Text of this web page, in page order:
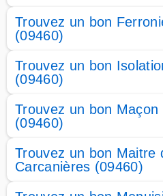
Trouvez un bon
(09460)
Trouvez un bon
(09460)
Trouvez un bon
(09460)
Trouvez un bon Maitre
Carcanières (09460)